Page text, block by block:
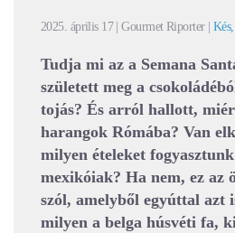
2025. április 17| Gourmet Riporter |
Tudja mi az a Semana
született meg a
tojás? És arról hallott,
harangok Rómába? Van
milyen ételeket
mexikóiak? Ha nem, ez az
szól, amelyből egyúttal azt
milyen a belga húsvéti fa,